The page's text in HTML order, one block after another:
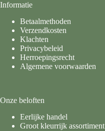
Informatie
Betaalmethoden
Verzendkosten
Klachten
Privacybeleid
Herroepingsrecht
Algemene voorwaarden
Onze beloften
Eerlijke handel
Groot kleurrijk assortiment